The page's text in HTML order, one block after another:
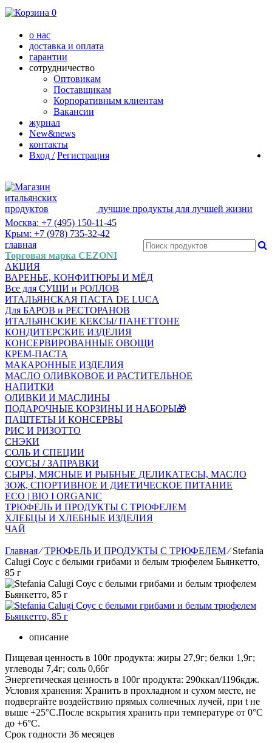
0
о нас
доставка и оплата
гарантии
сотрудничество
Оптовикам
Поставщикам
Корпоративным клиентам
Вакансии
журнал
New&news
контакты
Вход / Регистрация
лучшие продукты для лучшей жизни
Москва: +7 (495) 150-11-45
Крым: +7 (978) 735-32-42
главная
Торговая марка CEZONI
АКЦИЯ
ВАРЕНЬЕ, КОНФИТЮРЫ И МЁД
Все для СУШИ и РОЛЛОВ
ИТАЛЬЯНСКАЯ ПАСТА DE LUCA
Для БАРОВ и РЕСТОРАНОВ
ИТАЛЬЯНСКИЕ КЕКСЫ/ ПАНЕТТОНЕ
КОНДИТЕРСКИЕ ИЗДЕЛИЯ
КОНСЕРВИРОВАННЫЕ ОВОЩИ
КРЕМ-ПАСТА
МАКАРОННЫЕ ИЗДЕЛИЯ
МАСЛО ОЛИВКОВОЕ И РАСТИТЕЛЬНОЕ
НАПИТКИ
ОЛИВКИ И МАСЛИНЫ
ПОДАРОЧНЫЕ КОРЗИНЫ И НАБОРЫ🎁
ПАШТЕТЫ И КОНСЕРВЫ
РИС И РИЗОТТО
СНЭКИ
СОЛЬ И СПЕЦИИ
СОУСЫ / ЗАПРАВКИ
СЫРЫ, МЯСНЫЕ И РЫБНЫЕ ДЕЛИКАТЕСЫ, МАСЛО
ЗОЖ, СПОРТИВНОЕ И ДИЕТИЧЕСКОЕ ПИТАНИЕ
ECO | BIO I ORGANIC
ТРЮФЕЛЬ И ПРОДУКТЫ С ТРЮФЕЛЕМ
ХЛЕБЦЫ И ХЛЕБНЫЕ ИЗДЕЛИЯ
ЧАЙ
Главная⁄ТРЮФЕЛЬ И ПРОДУКТЫ С ТРЮФЕЛЕМ ⁄ Stefania
Calugi Соус с белыми грибами и белым трюфелем Бьянкетто,
85 г
описание
Пищевая ценность в 100г продукта: жиры 27,9г; белки 1,9г;
углеводы 7,4г; соль 0,66г
Энергетическая ценность в 100г продукта: 290ккал/1196кдж.
Условия хранения: Хранить в прохладном и сухом месте, не
подвергайте воздействию прямых солнечных лучей, при t не
выше +25°С.После вскрытия хранить при температуре от 0°С
до +6°С.
Срок годности 36 месяцев